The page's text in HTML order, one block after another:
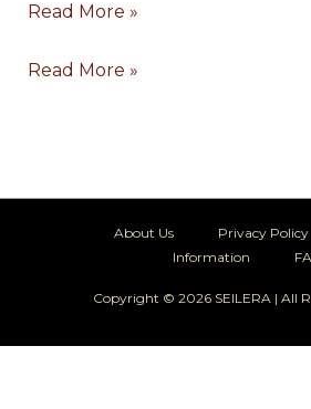
Read More »
Read More »
About Us Privacy Policy
Information
Copyright © 2026 SEILERA | All